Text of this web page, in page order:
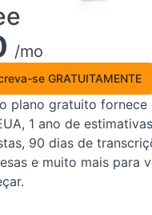
/mo
se GRATUITAMENTE
plano gratuito fornece
1 ano de
90 dias de
e muito mais para